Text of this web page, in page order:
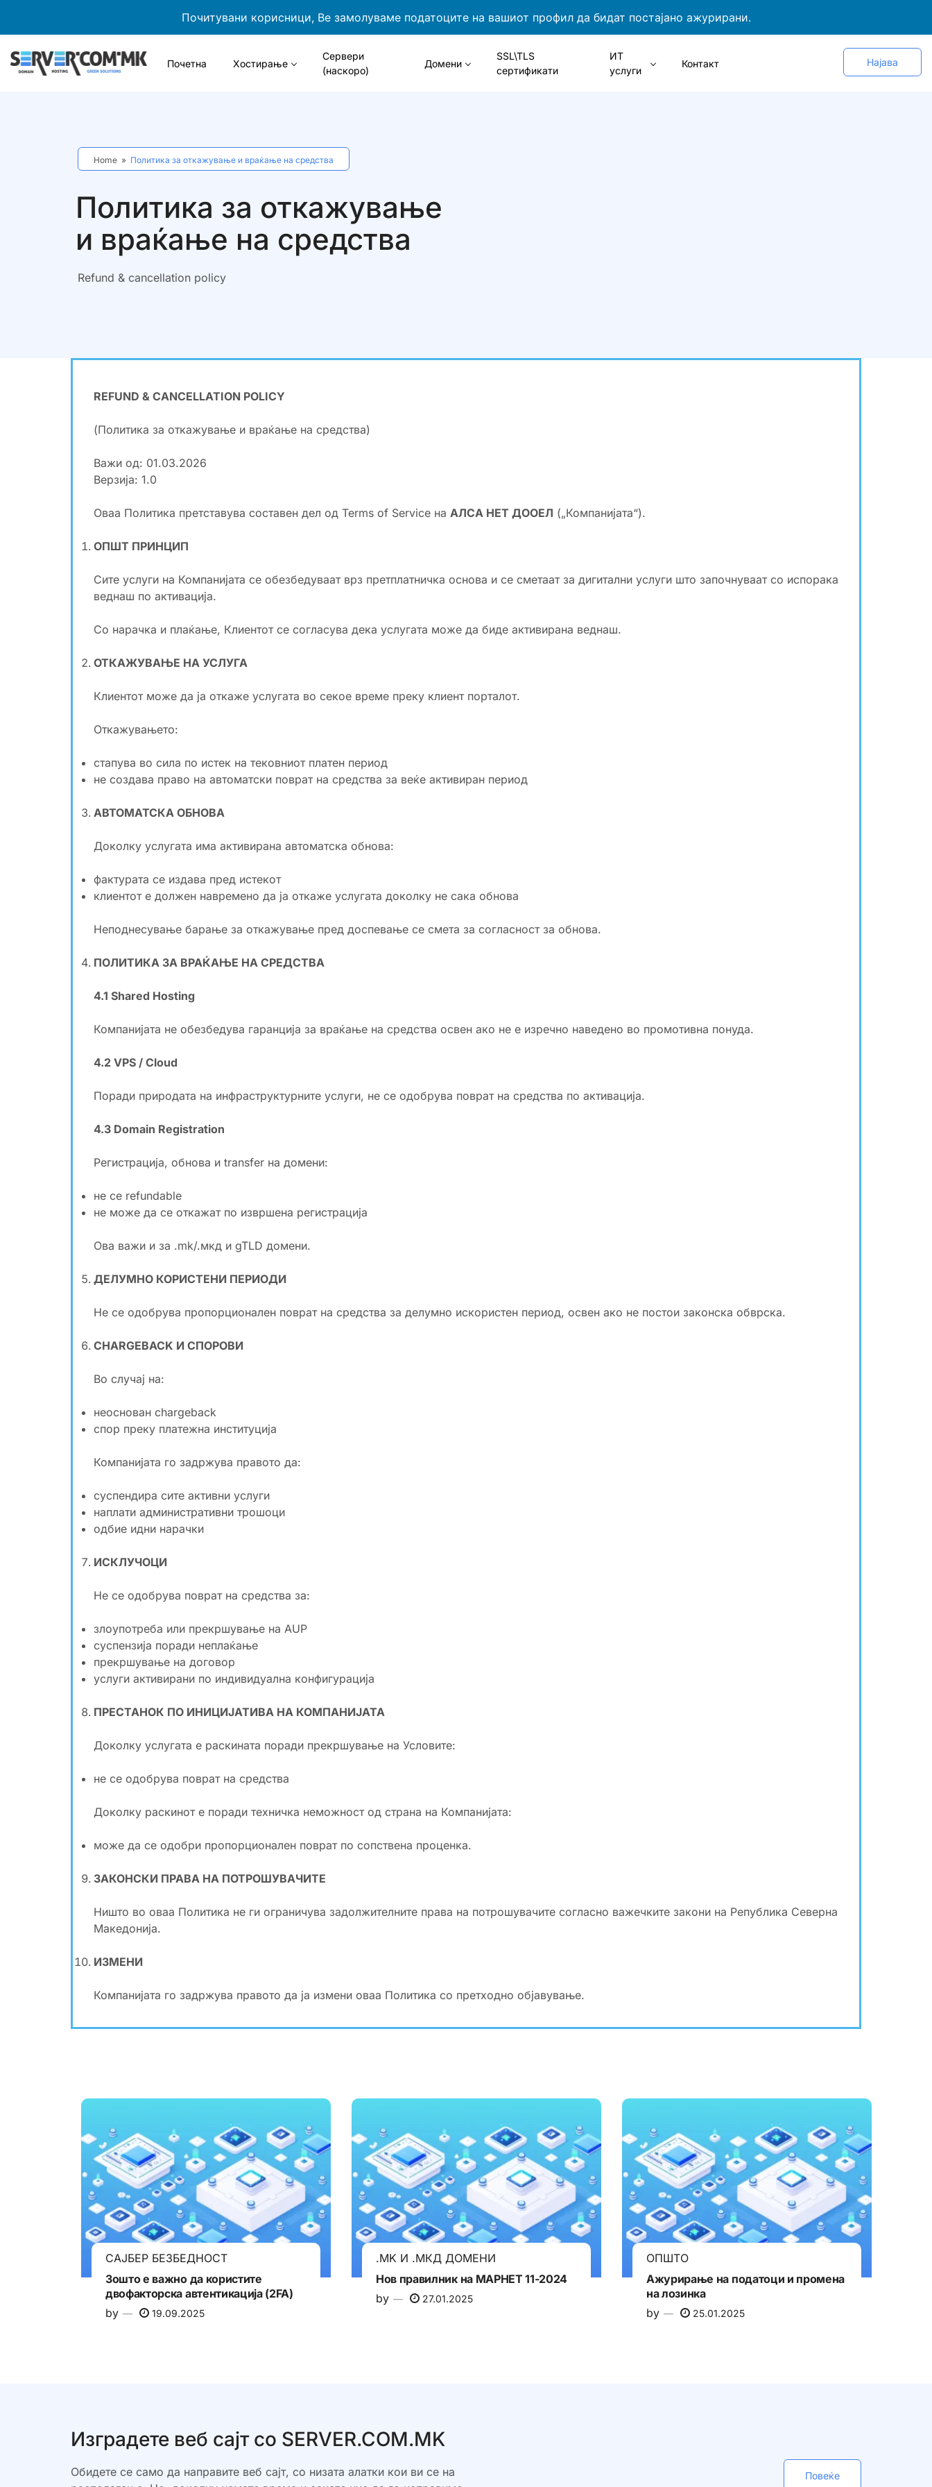
Почитувани корисници, Ве замолуваме податоците на вашиот профил да бидат постајано ажурирани.
Почетна Хостирање
Сервери
(наскоро)
Домени
SSL\TLS
сертификати
ИТ
услуги
Контакт Најава
Home » Политика за откажување и враќање на средства
Политика за откажување
и враќање на средства
Refund & cancellation policy
REFUND & CANCELLATION POLICY
(Политика за откажување и враќање на средства)
Важи од: 01.03.2026
Верзија: 1.0
Оваа Политика претставува составен дел од Terms of Service на АЛСА НЕТ ДООЕЛ („Компанијата“).
ОПШТ ПРИНЦИП
Сите услуги на Компанијата се обезбедуваат врз претплатничка основа и се сметаат за дигитални услуги што започнуваат со испорака
веднаш по активација.
Со нарачка и плаќање, Клиентот се согласува дека услугата може да биде активирана веднаш.
ОТКАЖУВАЊЕ НА УСЛУГА
Клиентот може да ја откаже услугата во секое време преку клиент порталот.
Откажувањето:
стапува во сила по истек на тековниот платен период
не создава право на автоматски поврат на средства за веќе активиран период
АВТОМАТСКА ОБНОВА
Доколку услугата има активирана автоматска обнова:
фактурата се издава пред истекот
клиентот е должен навремено да ја откаже услугата доколку не сака обнова
Неподнесување барање за откажување пред доспевање се смета за согласност за обнова.
ПОЛИТИКА ЗА ВРАЌАЊЕ НА СРЕДСТВА
4.1 Shared Hosting
Компанијата не обезбедува гаранција за враќање на средства освен ако не е изречно наведено во промотивна понуда.
4.2 VPS / Cloud
Поради природата на инфраструктурните услуги, не се одобрува поврат на средства по активација.
4.3 Domain Registration
Регистрација, обнова и transfer на домени:
не се refundable
не може да се откажат по извршена регистрација
Ова важи и за .mk/.мкд и gTLD домени.
ДЕЛУМНО КОРИСТЕНИ ПЕРИОДИ
Не се одобрува пропорционален поврат на средства за делумно искористен период, освен ако не постои законска обврска.
CHARGEBACK И СПОРОВИ
Во случај на:
неоснован chargeback
спор преку платежна институција
Компанијата го задржува правото да:
суспендира сите активни услуги
наплати административни трошоци
одбие идни нарачки
ИСКЛУЧОЦИ
Не се одобрува поврат на средства за:
злоупотреба или прекршување на AUP
суспензија поради неплаќање
прекршување на договор
услуги активирани по индивидуална конфигурација
ПРЕСТАНОК ПО ИНИЦИЈАТИВА НА КОМПАНИЈАТА
Доколку услугата е раскината поради прекршување на Условите:
не се одобрува поврат на средства
Доколку раскинот е поради техничка неможност од страна на Компанијата:
може да се одобри пропорционален поврат по сопствена проценка.
ЗАКОНСКИ ПРАВА НА ПОТРОШУВАЧИТЕ
Ништо во оваа Политика не ги ограничува задолжителните права на потрошувачите согласно важечките закони на Република Северна
Македонија.
ИЗМЕНИ
Компанијата го задржува правото да ја измени оваа Политика со претходно објавување.
САЈБЕР БЕЗБЕДНОСТ
Зошто е важно да користите
двофакторска автентикација (2FA)
by
19.09.2025
.MK И .МКД ДОМЕНИ
Нов правилник на МАРНЕТ 11-2024
by
27.01.2025
ОПШТО
Ажурирање на податоци и промена
на лозинка
by
25.01.2025
Изградете веб сајт со SERVER.COM.MK
Обидете се само да направите веб сајт, со низата алатки кои ви се на
Повеќе